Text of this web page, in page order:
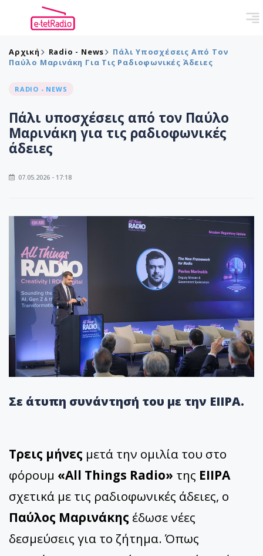
Αρχική Radio - News
Πάλι Υποσχέσεις Από Τον
Παύλο Μαρινάκη Για Τις Ραδιοφωνικές Άδειες
RADIO - NEWS
Πάλι υποσχέσεις από τον Παύλο
Μαρινάκη για τις ραδιοφωνικές
άδειες
07.05.2026 - 17:18
Σε άτυπη συνάντησή του με την ΕΙΙΡΑ.
Τρεις μήνες μετά την ομιλία του στο
φόρουμ «All Things Radio» της ΕΙΙΡΑ
σχετικά με τις ραδιοφωνικές άδειες, ο
Παύλος Μαρινάκης έδωσε νέες
δεσμεύσεις για το ζήτημα. Όπως